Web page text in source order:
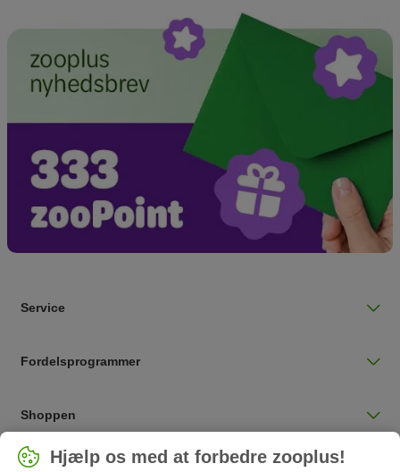
Service
Fordelsprogrammer
Shoppen
Vælg landHjælp os med at forbedre zooplus!